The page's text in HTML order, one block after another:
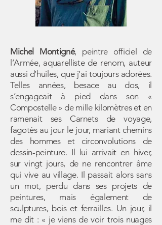
Michel Montigné, peintre officiel de
l’Armée, aquarelliste de renom, auteur
aussi d’huiles, que j’ai toujours adorées.
Telles années, besace au dos, il
s’engageait à pied dans son «
Compostelle » de mille kilomètres et en
ramenait ses Carnets de voyage,
fagotés au jour le jour, mariant chemins
des hommes et circonvolutions de
dessin-peinture. Il lui arrivait en hiver,
sur vingt jours, de ne rencontrer âme
qui vive au village. Il passait alors sans
un mot, perdu dans ses projets de
peintures, mais également de
sculptures, bois et ferrailles. Un jour, il
me dit : « je viens de voir trois nuages